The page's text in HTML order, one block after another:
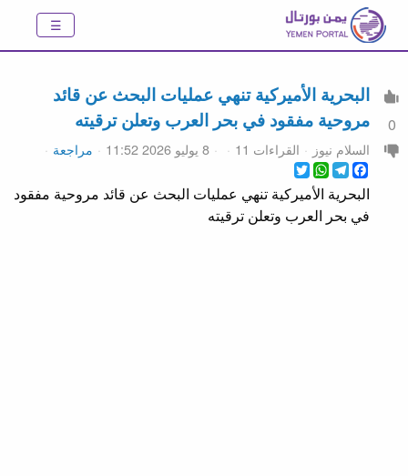
0
البحرية الأميركية تنهي عمليات البحث عن قائد
مروحية مفقود في بحر العرب وتعلن ترقيته
السلام نيوز القراءات 11 8 يوليو 2026 11:52
مراجعة
Twitter
WhatsApp
Telegram
Facebook
البحرية الأميركية تنهي عمليات البحث عن قائد مروحية مفقود
في بحر العرب وتعلن ترقيته